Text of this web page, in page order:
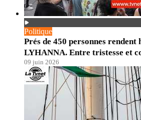
Politique
Prés de 450 personnes rendent
LYHANNA. Entre tristesse et
09 juin 2026